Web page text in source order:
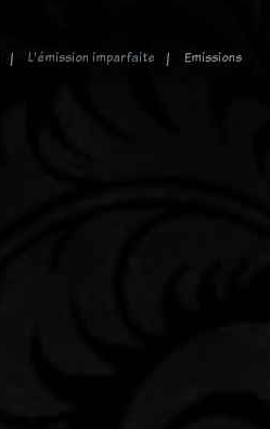
L'émission imparfaite Emissions